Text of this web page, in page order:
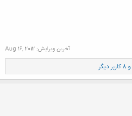
آخرین ویرایش: Aug 16, 2012
و 8 کاربر دیگر